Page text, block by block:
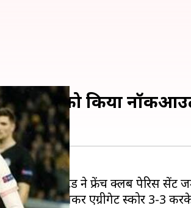
PSG को किया
यूनाइटेड ने फ्रेंच क्लब पेरिस सेंट
गोल दागकर एग्रीगेट स्कोर 3-3